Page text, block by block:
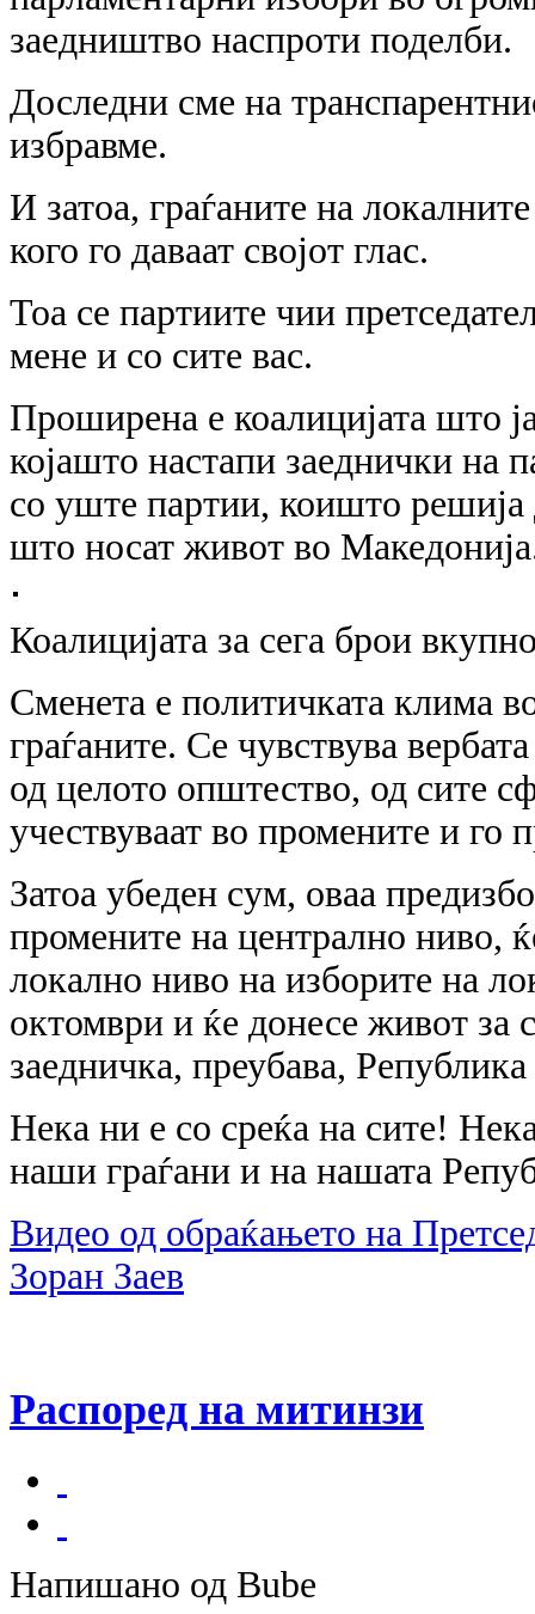
заедништво наспроти поделби.
Доследни сме на
избравме.
И затоа, граѓаните на
кого го даваат својот глас.
Тоа се партиите чии
мене и со сите вас.
Проширена е коалицијата што
којашто настапи заеднички на
со уште партии, коишто
што носат живот во
Коалицијата за сега брои
Сменета е политичката клима
граѓаните. Се чувствува
од целото општество, од сите
учествуваат во промените и го
Затоа убеден сум, оваа
промените на централно ниво,
локално ниво на изборите на
октомври и ќе донесе живот за
заедничка, преубава,
Нека ни е со среќа на сите!
наши граѓани и на нашата
Видео од обраќањето на
Зоран Заев
Распоред на митинзи
Напишано од Bube